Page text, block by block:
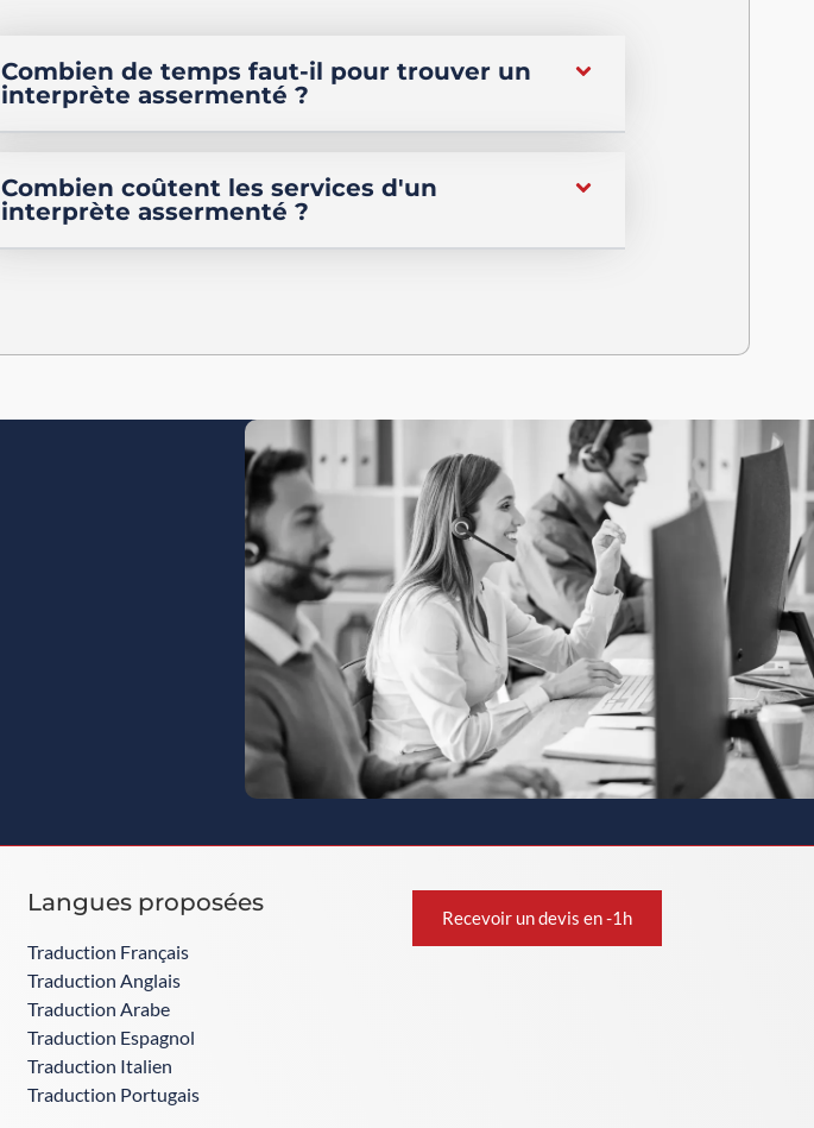
Combien de temps faut-il pour trouver un
interprète assermenté ?
Combien coûtent les services d'un
interprète assermenté ?
Langues proposées​
Traduction Français
Traduction Anglais
Traduction Arabe
Traduction Espagnol
Traduction Italien
Traduction Portugais
Recevoir un devis en -1h